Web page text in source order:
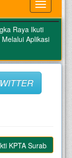
MENU
Raya Ikuti
Aplikasi
Surabaya